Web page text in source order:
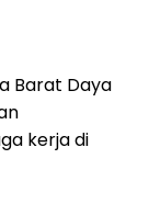
Barat Daya
kerja di